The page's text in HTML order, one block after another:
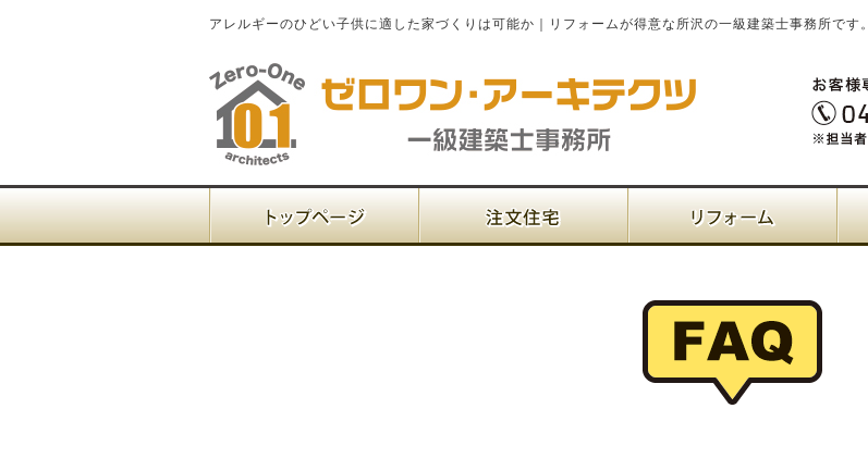
アレルギーのひどい子供に適した家づくりは可能か｜リフォームが得意な所沢の一級建築士事務所です。